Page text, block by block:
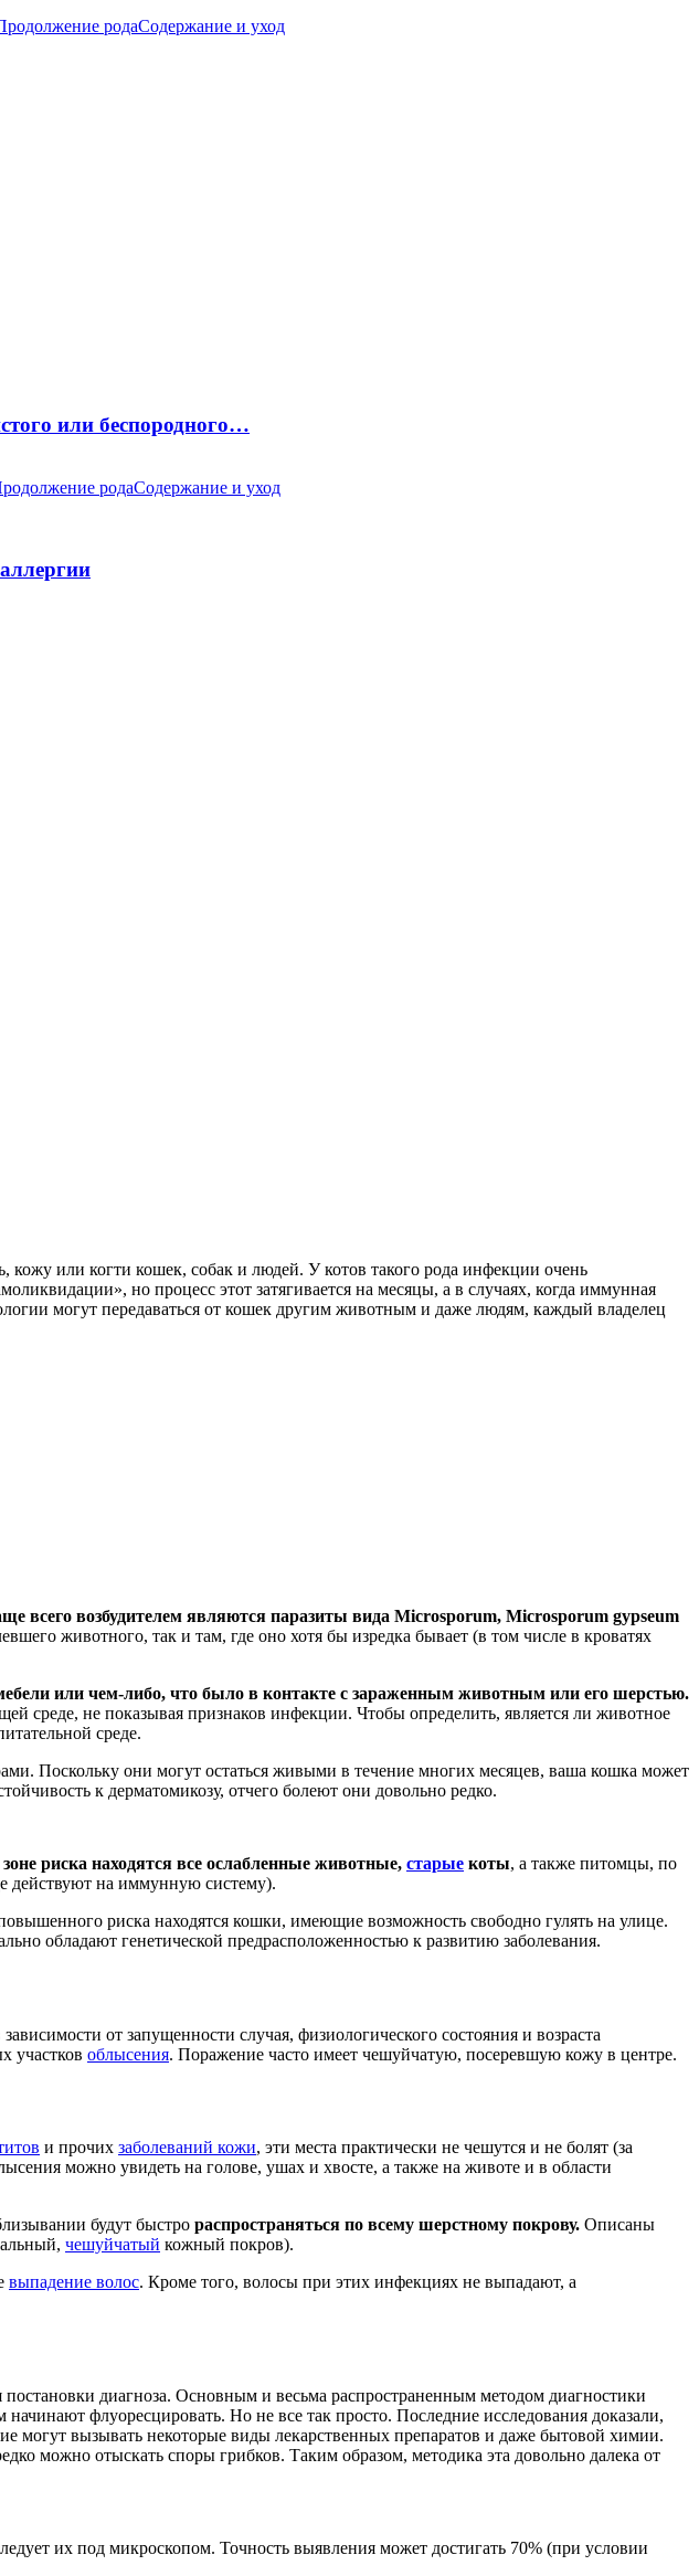
родаСодержание и уход
или беспородного…
родаСодержание и уход
или когти кошек, собак и людей. У котов такого рода инфекции очень
но процесс этот затягивается на месяцы, а в случаях, когда иммунная
могут передаваться от кошек другим животным и даже людям, каждый владелец
всего возбудителем являются паразиты вида Microsporum, Microsporum gypseum
животного, так и там, где оно хотя бы изредка бывает (в том числе в кроватях
или чем-либо, что было в контакте с зараженным животным или его шерстью.
среде, не показывая признаков инфекции. Чтобы определить, является ли животное
среде.
Поскольку они могут остаться живыми в течение многих месяцев, ваша кошка может
к дерматомикозу, отчего болеют они довольно редко.
риска находятся все ослабленные животные, старые коты, а также питомцы, по
действуют на иммунную систему).
риска находятся кошки, имеющие возможность свободно гулять на улице.
обладают генетической предрасположенностью к развитию заболевания.
от запущенности случая, физиологического состояния и возраста
участков облысения. Поражение часто имеет чешуйчатую, посеревшую кожу в центре.
и прочих заболеваний кожи, эти места практически не чешутся и не болят (за
можно увидеть на голове, ушах и хвосте, а также на животе и в области
будут быстро распространяться по всему шерстному покрову. Описаны
чешуйчатый кожный покров).
выпадение волос. Кроме того, волосы при этих инфекциях не выпадают, а
диагноза. Основным и весьма распространенным методом диагностики
флуоресцировать. Но не все так просто. Последние исследования доказали,
могут вызывать некоторые виды лекарственных препаратов и даже бытовой химии.
можно отыскать споры грибков. Таким образом, методика эта довольно далека от
их под микроскопом. Точность выявления может достигать 70% (при условии